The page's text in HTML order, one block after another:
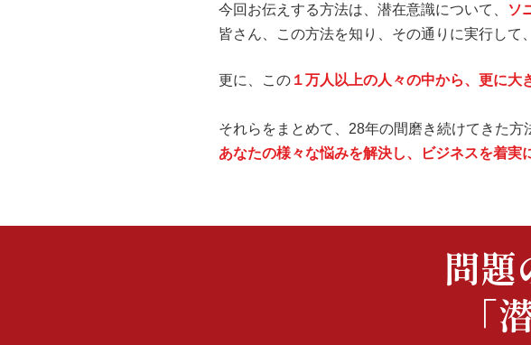
今回お伝えする方法は、潜在意識について、
ソ
皆さん、この方法を知り、その通りに実行して、
更に、この１万人以上の人々の中から、更に大
それらをまとめて、28年の間磨き続けてきた方
あなたの様々な悩みを解決し、ビジネスを着実
問題
「